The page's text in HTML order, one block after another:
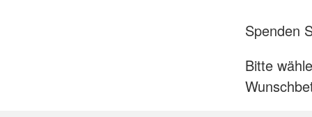
Spenden
Bitte